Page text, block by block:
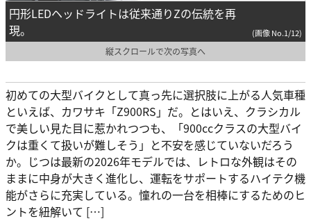
円形LEDヘッドライトは従来通りZの伝統を再
現。
(画像 No.1/12)
縦スクロールで次の写真へ
初めての大型バイクとして真っ先に選択肢に上がる人気車種
といえば、カワサキ「Z900RS」だ。とはいえ、クラシカル
で美しい見た目に惹かれつつも、「900ccクラスの大型バイ
クは重くて扱いが難しそう」と不安を感じていないだろう
か。じつは最新の2026年モデルでは、レトロな外観はその
ままに中身が大きく進化し、運転をサポートするハイテク機
能がさらに充実している。憧れの一台を相棒にするためのヒ
ントを紐解いて […]